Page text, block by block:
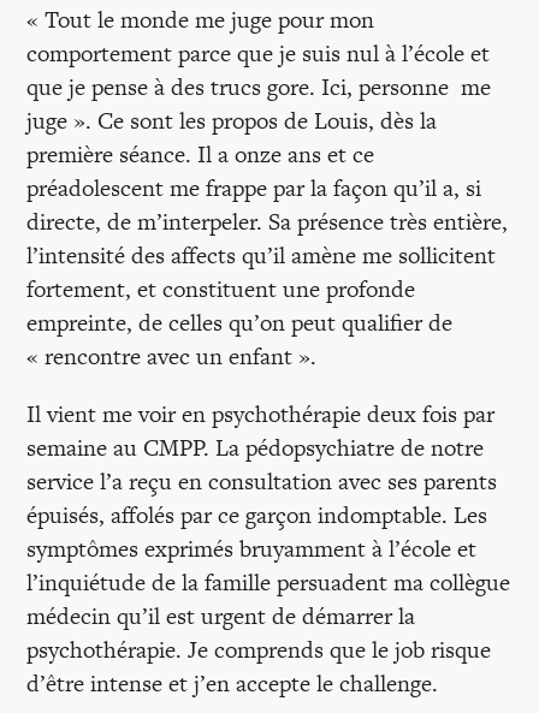
Recherches
Entretiens
Revues
Colloque
Mon panier
Mon compte
« Tout le monde me juge pour mon
comportement parce que je suis nul à l’école et
que je pense à des trucs gore. Ici, personne me
juge ». Ce sont les propos de Louis, dès la
première séance. Il a onze ans et ce
préadolescent me frappe par la façon qu’il a, si
directe, de m’interpeler. Sa présence très entière,
l’intensité des affects qu’il amène me sollicitent
fortement, et constituent une profonde
empreinte, de celles qu’on peut qualifier de
« rencontre avec un enfant ».
Il vient me voir en psychothérapie deux fois par
semaine au CMPP. La pédopsychiatre de notre
service l’a reçu en consultation avec ses parents
épuisés, affolés par ce garçon indomptable. Les
symptômes exprimés bruyamment à l’école et
l’inquiétude de la famille persuadent ma collègue
médecin qu’il est urgent de démarrer la
psychothérapie. Je comprends que le job risque
d’être intense et j’en accepte le challenge.